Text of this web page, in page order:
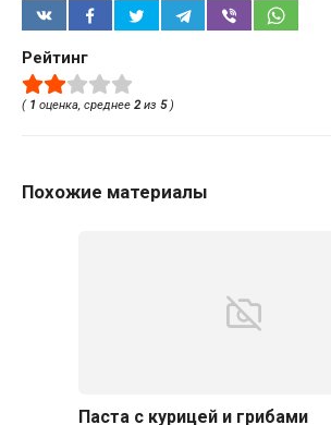
Рейтинг
( 1 оценка, среднее 2из 5)
Похожие материалы
Паста с курицей и грибами